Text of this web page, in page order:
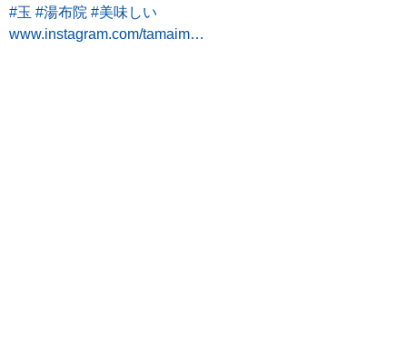
#玉 #湯布院 #美味しい
www.instagram.com/tamaim…